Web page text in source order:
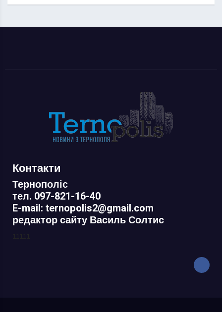
Контакти
Тернополіс
тел. 097-821-16-40
E-mail: ternopolis2@gmail.com
редактор сайту Василь Солтис